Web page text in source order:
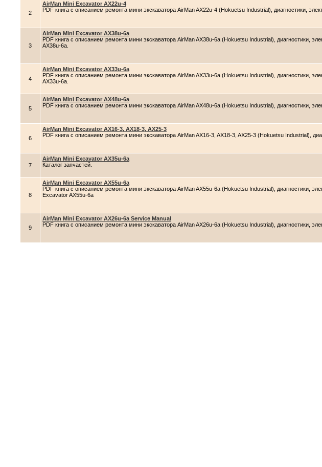
2
AirMan Mini Excavator AX22u-4
PDF книга с описанием ремонта мини экскаватора AirMan AX22u-4 (Hokuetsu Industrial), диагностики,
3
AirMan Mini Excavator AX38u-6a
PDF книга с описанием ремонта мини экскаватора AirMan AX38u-6a (Hokuetsu Industrial), диагностики,
AX38u-6a.
4
AirMan Mini Excavator AX33u-6a
PDF книга с описанием ремонта мини экскаватора AirMan AX33u-6a (Hokuetsu Industrial), диагностики,
AX33u-6a.
5
AirMan Mini Excavator AX48u-6a
PDF книга с описанием ремонта мини экскаватора AirMan AX48u-6a (Hokuetsu Industrial), диагностики,
6
AirMan Mini Excavator AX16-3, AX18-3, AX25-3
PDF книга с описанием ремонта мини экскаватора AirMan AX16-3, AX18-3, AX25-3 (Hokuetsu Industrial),
7
AirMan Mini Excavator AX35u-6a
Каталог запчастей.
8
AirMan Mini Excavator AX55u-6a
PDF книга с описанием ремонта мини экскаватора AirMan AX55u-6a (Hokuetsu Industrial), диагностики,
Excavator AX55u-6a
9
AirMan Mini Excavator AX26u-6a Service Manual
PDF книга с описанием ремонта мини экскаватора AirMan AX26u-6a (Hokuetsu Industrial), диагностики,